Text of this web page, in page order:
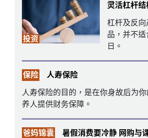
投资
灵活杠杆结
杠杆及反
品，并不
日。
保险
人寿保险
人寿保险的目的，是在你身故后为
养人提供财务保障。
爸妈锦囊
暑假消费要冷静 网购与